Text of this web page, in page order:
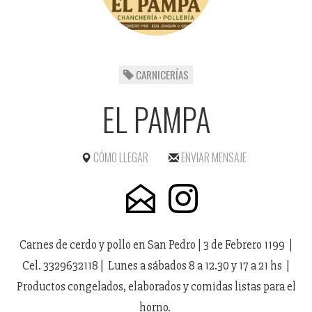
CARNICERÍAS
EL PAMPA
CÓMO LLEGAR ENVIAR MENSAJE
Carnes de cerdo y pollo en San Pedro | 3 de Febrero 1199 |
Cel. 3329632118 | Lunes a sábados 8 a 12.30 y 17 a 21 hs |
Productos congelados, elaborados y comidas listas para el
horno.